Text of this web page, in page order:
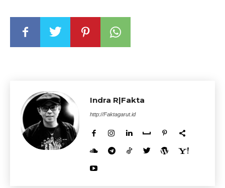
Indra R|Fakta
http://Faktagarut.id